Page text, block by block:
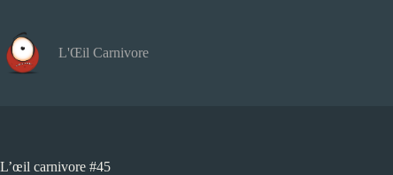
contenu
L'Œil Carnivore
L’œil carnivore #45